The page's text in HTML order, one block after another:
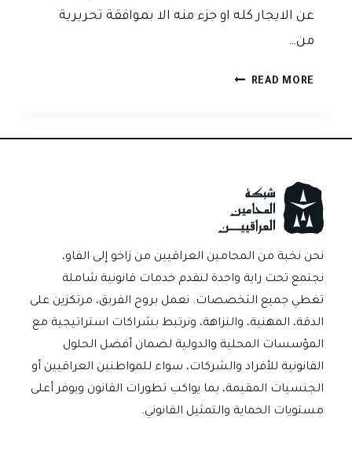
عن الايجار كله او جزء منه الا بموافقة تحريرية
من…
READ MORE هل
تأجير
آخر
في
العراق؟؟
نحن نخبة من المحامين العراقيين من زاخو إلى الفاو،
نجتمع تحت راية واحدة لنقدم خدمات قانونية شاملة
تغطي جميع التخصصات. نعمل بروح الفريق، مرتكزين على
الدقة، المهنية، والنزاهة، ونرتبط بشراكات استراتيجية مع
المؤسسات المحلية والدولية لضمان أفضل الحلول
القانونية للأفراد والشركات، سواء للمواطنين العراقيين أو
الجنسيات المقيمة، بما يواكب تطورات القانون ويوفر أعلى
مستويات الحماية والتمثيل القانوني.